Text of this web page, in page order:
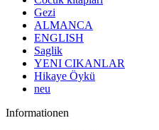
Gezi
ALMANCA
ENGLISH
Saglik
YENI CIKANLAR
Hikaye Öykü
neu
Informationen